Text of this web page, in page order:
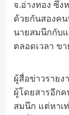
จ.อ่างทอง ซึ่ง
ด้วยกันสองคน
นายสมนึกกับ
ตลอดเวลา ข
ผู้สื่อข่าวรายง
ผู้โดยสารอีกค
สมนึก แต่หาเ